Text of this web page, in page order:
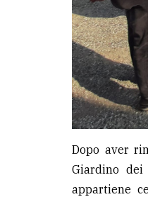
Dopo aver
Giardino
appartiene